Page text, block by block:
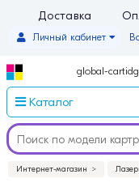
Доставка
Личный кабинет
global-
Каталог
Интернет-магазин